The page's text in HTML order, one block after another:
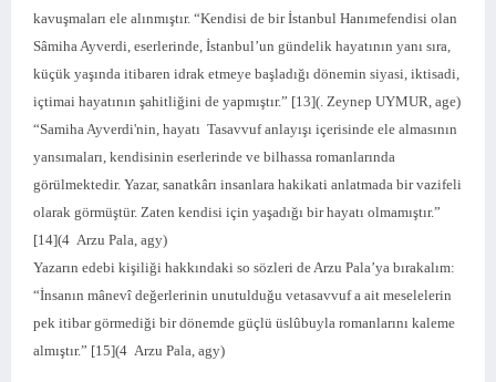
kavuşmaları ele alınmıştır. “Kendisi de bir İstanbul Hanımefendisi olan
Sâmiha Ayverdi, eserlerinde, İstanbul’un gündelik hayatının yanı sıra,
küçük yaşında itibaren idrak etmeye başladığı dönemin siyasi, iktisadi,
içtimai hayatının şahitliğini de yapmıştır.” [13](. Zeynep UYMUR, age)
“Samiha Ayverdi'nin, hayatı Tasavvuf anlayışı içerisinde ele almasının
yansımaları, kendisinin eserlerinde ve bilhassa romanlarında
görülmektedir. Yazar, sanatkârı insanlara hakikati anlatmada bir vazifeli
olarak görmüştür. Zaten kendisi için yaşadığı bir hayatı olmamıştır.”
[14](4 Arzu Pala, agy)
Yazarın edebi kişiliği hakkındaki so sözleri de Arzu Pala’ya bırakalım:
“İnsanın mânevî değerlerinin unutulduğu vetasavvuf a ait meselelerin
pek itibar görmediği bir dönemde güçlü üslûbuyla romanlarını kaleme
almıştır.” [15](4 Arzu Pala, agy)